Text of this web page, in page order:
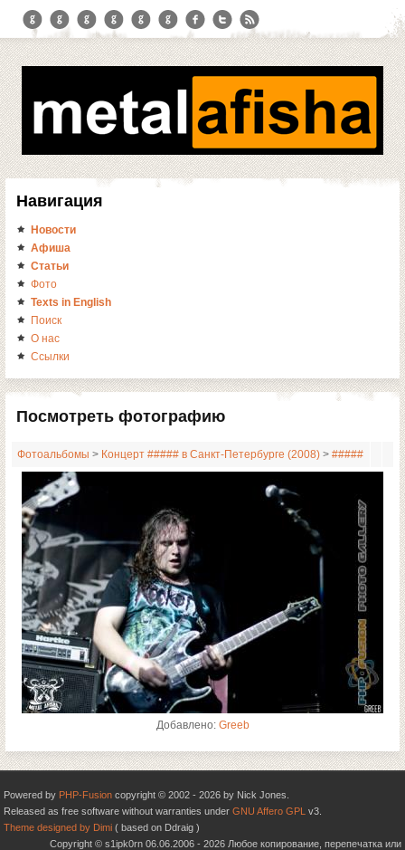
Навигация
Новости
Афиша
Статьи
Фото
Texts in English
Поиск
О нас
Ссылки
Посмотреть фотографию
Фотоальбомы > Концерт ##### в Санкт-Петербурге (2008) > #####
Добавлено: Greeb
Powered by PHP-Fusion copyright © 2002 - 2026 by Nick Jones.
Released as free software without warranties under GNU Affero GPL v3.
Theme designed by Dimi ( based on Ddraig )
Copyright © s1ipk0rn 06.06.2006 - 2026 Любое копирование, перепечатка или